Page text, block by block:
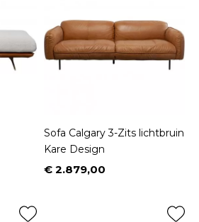
Sofa Calgary 3-Zits lichtbruin
Kare Design
Prijs
€ 2.879,00